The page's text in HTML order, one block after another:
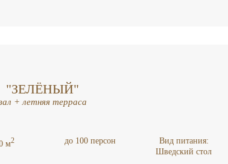
"ЗЕЛЁНЫЙ"
+ летняя терраса
м2 до 100 персон
Вид питания:
Шведский стол